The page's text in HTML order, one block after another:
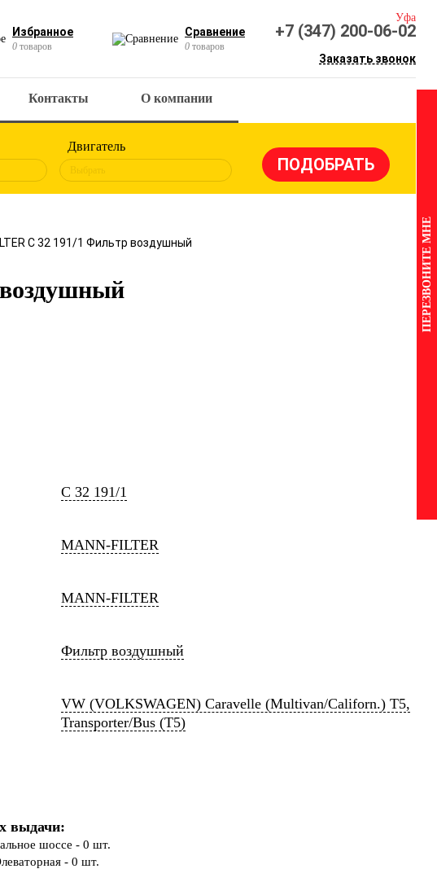
Избранное
0 товаров
Сравнение
0 товаров
Уфа
+7 (347) 200-06-02
Заказать звонок
Контакты О компании
Двигатель
Выбрать
C 32 191/1 Фильтр воздушный
C 32 191/1
MANN-FILTER
MANN-FILTER
Фильтр воздушный
VW (VOLKSWAGEN) Caravelle (Multivan/Californ.) T5,
Transporter/Bus (T5)
выдачи:
шоссе - 0 шт.
- 0 шт.
ПЕРЕЗВОНИТЕ МНЕ